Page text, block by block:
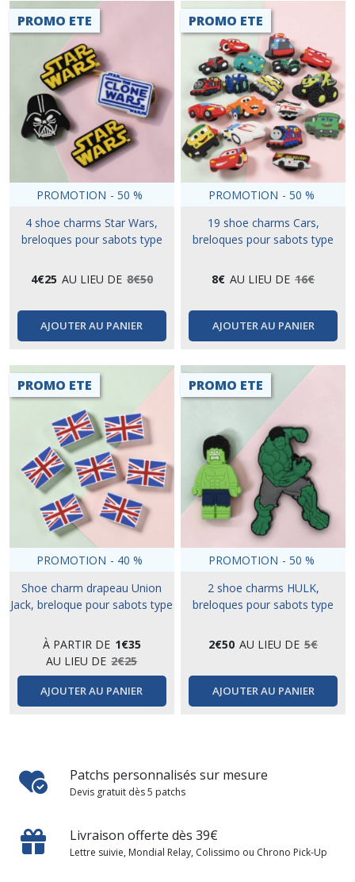
PROMO ETE
PROMOTION - 50 %
4 shoe charms Star Wars,
breloques pour sabots type
4€25 AU LIEU DE 8€50
AJOUTER AU PANIER
PROMO ETE
PROMOTION - 50 %
19 shoe charms Cars,
breloques pour sabots type
8€ AU LIEU DE 16€
AJOUTER AU PANIER
PROMO ETE
PROMOTION - 40 %
Shoe charm drapeau Union
Jack, breloque pour sabots type
À PARTIR DE 1€35
AU LIEU DE 2€25
AJOUTER AU PANIER
PROMO ETE
PROMOTION - 50 %
2 shoe charms HULK,
breloques pour sabots type
2€50 AU LIEU DE 5€
AJOUTER AU PANIER
Patchs personnalisés sur mesure
Devis gratuit dès 5 patchs
Livraison offerte dès 39€
Lettre suivie, Mondial Relay, Colissimo ou Chrono Pick-Up